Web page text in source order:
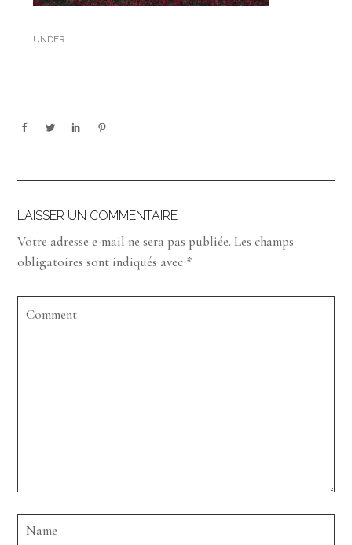
UNDER :
LAISSER UN COMMENTAIRE
Votre adresse e-mail ne sera pas publiée. Les champs
obligatoires sont indiqués avec *